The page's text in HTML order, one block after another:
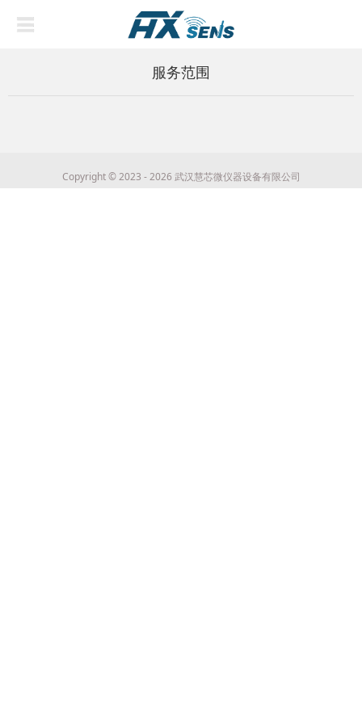
服务范围
Copyright © 2023 - 2026 武汉慧芯微仪器设备有限公司